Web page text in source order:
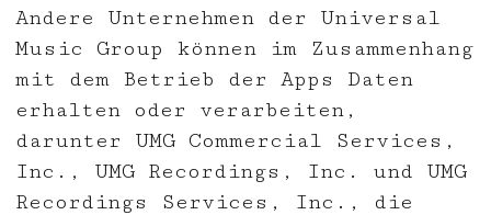
Andere Unternehmen der Universal
Music Group können im Zusammenhang
mit dem Betrieb der Apps Daten
erhalten oder verarbeiten,
darunter UMG Commercial Services,
Inc., UMG Recordings, Inc. und UMG
Recordings Services, Inc., die